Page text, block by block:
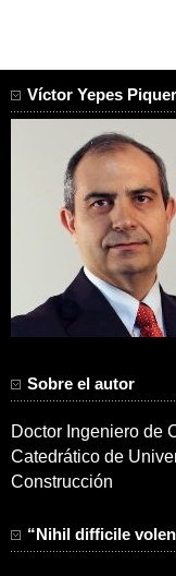
Víctor Yepes
Sobre el autor
Doctor Ingeniero de
Catedrático de
Construcción
“Nihil difficile